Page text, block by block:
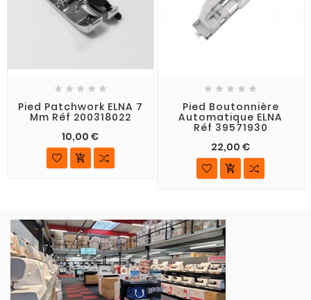
    
Pied Patchwork ELNA 7
Mm Réf 200318022
10,00 €

    
Pied Boutonnière
Automatique ELNA
Réf 39571930
22,00 €
